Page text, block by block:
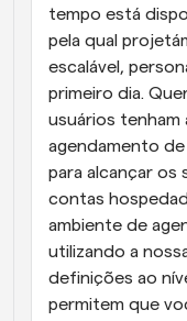
tempo está
pela qual
escalável,
primeiro dia.
usuários
agendamento
para alcançar os
contas
ambiente de
utilizando a
definições ao
permitem que